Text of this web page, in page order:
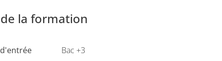
la formation
Bac +3